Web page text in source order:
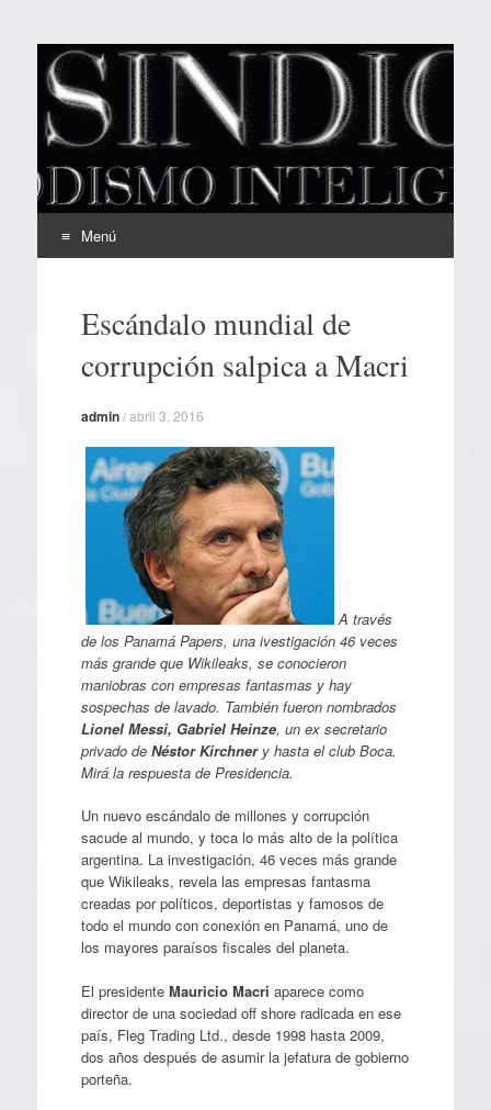
EL SINDICAL
Periodismo Inteligente
Menú
contenidoEscándalo mundial de
corrupción salpica a Macri
admin/abril 3, 2016
A través
de los Panamá Papers, una ivestigación 46 veces
más grande que Wikileaks, se conocieron
maniobras con empresas fantasmas y hay
sospechas de lavado. También fueron nombrados
Lionel Messi, Gabriel Heinze, un ex secretario
privado de Néstor Kirchnery hasta el club Boca.
Mirá la respuesta de Presidencia.
Un nuevo escándalo de millones y corrupción
sacude al mundo, y toca lo más alto de la política
argentina. La investigación, 46 veces más grande
que Wikileaks, revela las empresas fantasma
creadas por políticos, deportistas y famosos de
todo el mundo con conexión en Panamá, uno de
los mayores paraísos fiscales del planeta.
El presidenteMauricio Macri aparece como
director de una sociedad off shore radicada en ese
país, Fleg Trading Ltd., desde 1998 hasta 2009,
dos años después de asumir la jefatura de gobierno
porteña.